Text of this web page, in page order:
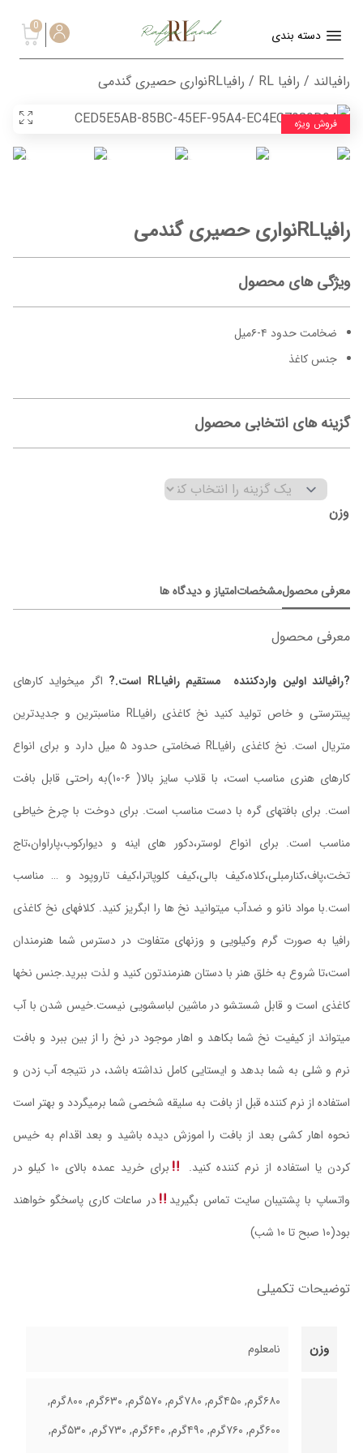
دسته بندی
0
رافیالند / رافیا RL / رافیاRLنواری حصیری گندمی
فروش ویژه
رافیاRLنواری حصیری گندمی
ویژگی های محصول
ضخامت حدود ۴-۶میل
جنس کاغذ
گزینه های انتخابی محصول
وزن
معرفی محصولمشخصاتامتیاز و دیدگاه ها
معرفی محصول
?رافیالند اولین واردکننده مستقیم رافیاRL است.?
اگر میخواید کارهای
پینترستی و خاص تولید کنید نخ کاغذی رافیاRL مناسبترین و جدیدترین
متریال است. نخ کاغذی رافیاRL ضخامتی حدود ۵ میل دارد و برای انواع
کارهای هنری مناسب است، با قلاب سایز بالا( ۶-۱۰)به راحتی قابل بافت
است. برای بافتهای گره با دست مناسب است. برای دوخت با چرخ خیاطی
مناسب است. برای انواع لوستر،دکور های اینه و دیوارکوب،پاراوان،تاج
تخت،پاف،کنارمبلی،کلاه،کیف بالی،کیف کلوپاترا،کیف تاروپود و … مناسب
است.با مواد نانو و ضدآب میتوانید نخ ها را ابگریز کنید. کلافهای نخ کاغذی
رافیا به صورت گرم وکیلویی و وزنهای متفاوت در دسترس شما هنرمندان
است،تا شروع به خلق هنر با دستان هنرمندتون کنید و لذت ببرید.جنس نخها
کاغذی است و قابل شستشو در ماشین لباسشویی نیست.خیس شدن با آب
میتواند از کیفیت نخ شما بکاهد و اهار موجود در نخ را از بین ببرد و بافت
نرم و شلی به شما بدهد و ایستایی کامل نداشته باشد، در نتیجه آب زدن و
استفاده از نرم کننده قبل از بافت به سلیقه شخصی شما برمیگردد و بهتر است
نحوه اهار کشی بعد از بافت را اموزش دیده باشید و بعد اقدام به خیس
کردن یا استفاده از نرم کننده کنید.
برای خرید عمده بالای ۱۰ کیلو در
واتساپ با پشتیبان سایت تماس بگیرید
در ساعات کاری پاسخگو خواهند
بود(۱۰ صبح تا ۱۰ شب)
توضیحات تکمیلی
وزن نامعلوم
۶۸۰گرم, ۴۵۰گرم, ۷۸۰گرم, ۵۷۰گرم, ۶۳۰گرم, ۸۰۰گرم,
۶۰۰گرم, ۷۶۰گرم, ۴۹۰گرم, ۶۴۰گرم, ۷۳۰گرم, ۵۳۰گرم,